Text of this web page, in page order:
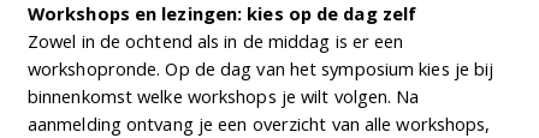
Workshops en lezingen: kies op de dag zelf
Zowel in de ochtend als in de middag is er een
workshopronde. Op de dag van het symposium kies je bij
binnenkomst welke workshops je wilt volgen. Na
aanmelding ontvang je een overzicht van alle workshops,